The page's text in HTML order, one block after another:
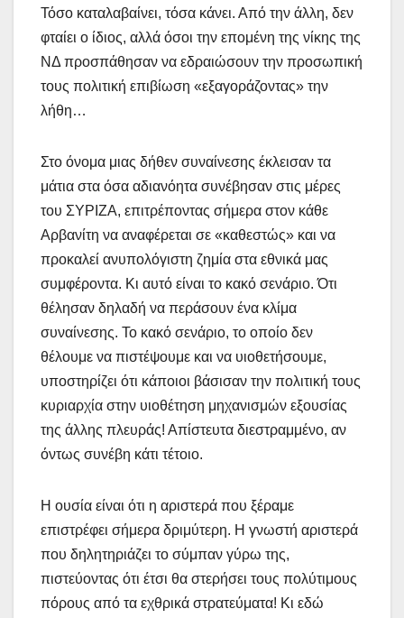
Τόσο καταλαβαίνει, τόσα κάνει. Από την άλλη, δεν
φταίει ο ίδιος, αλλά όσοι την επομένη της νίκης της
ΝΔ προσπάθησαν να εδραιώσουν την προσωπική
τους πολιτική επιβίωση «εξαγοράζοντας» την
λήθη…
Στο όνομα μιας δήθεν συναίνεσης έκλεισαν τα
μάτια στα όσα αδιανόητα συνέβησαν στις μέρες
του ΣΥΡΙΖΑ, επιτρέποντας σήμερα στον κάθε
Αρβανίτη να αναφέρεται σε «καθεστώς» και να
προκαλεί ανυπολόγιστη ζημία στα εθνικά μας
συμφέροντα. Κι αυτό είναι το κακό σενάριο. Ότι
θέλησαν δηλαδή να περάσουν ένα κλίμα
συναίνεσης. Το κακό σενάριο, το οποίο δεν
θέλουμε να πιστέψουμε και να υιοθετήσουμε,
υποστηρίζει ότι κάποιοι βάσισαν την πολιτική τους
κυριαρχία στην υιοθέτηση μηχανισμών εξουσίας
της άλλης πλευράς! Απίστευτα διεστραμμένο, αν
όντως συνέβη κάτι τέτοιο.
Η ουσία είναι ότι η αριστερά που ξέραμε
επιστρέφει σήμερα δριμύτερη. Η γνωστή αριστερά
που δηλητηριάζει το σύμπαν γύρω της,
πιστεύοντας ότι έτσι θα στερήσει τους πολύτιμους
πόρους από τα εχθρικά στρατεύματα! Κι εδώ